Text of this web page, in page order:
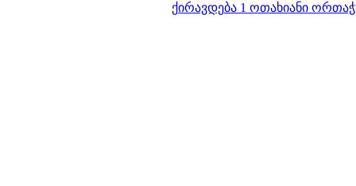
ქირავდება 1 ოთახიანი